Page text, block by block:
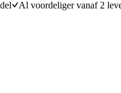
Al voordeliger vanaf 2